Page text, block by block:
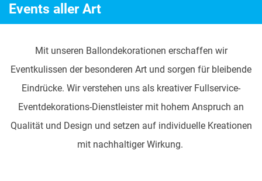
Events aller Art
Mit unseren Ballondekorationen erschaffen wir
Eventkulissen der besonderen Art und sorgen für bleibende
Eindrücke. Wir verstehen uns als kreativer Fullservice-
Eventdekorations-Dienstleister mit hohem Anspruch an
Qualität und Design und setzen auf individuelle Kreationen
mit nachhaltiger Wirkung.